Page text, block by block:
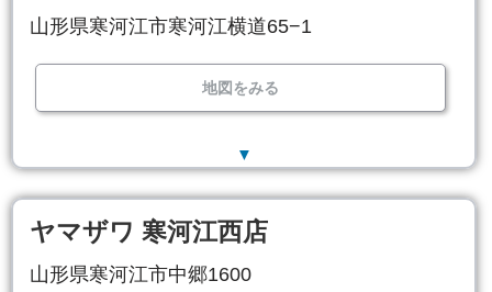
山形県寒河江市寒河江横道65−1
地図をみる
▼
ヤマザワ 寒河江西店
山形県寒河江市中郷1600